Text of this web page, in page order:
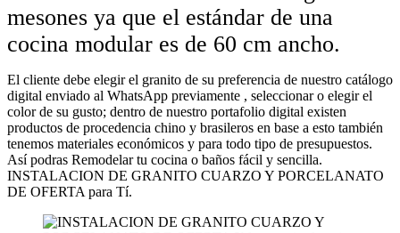
mesones ya que el estándar de una
cocina modular es de 60 cm ancho.
El cliente debe elegir el granito de su preferencia de nuestro catálogo
digital enviado al WhatsApp previamente , seleccionar o elegir el
color de su gusto; dentro de nuestro portafolio digital existen
productos de procedencia chino y brasileros en base a esto también
tenemos materiales económicos y para todo tipo de presupuestos.
Así podras Remodelar tu cocina o baños fácil y sencilla.
INSTALACION DE GRANITO CUARZO Y PORCELANATO
DE OFERTA para Tí.